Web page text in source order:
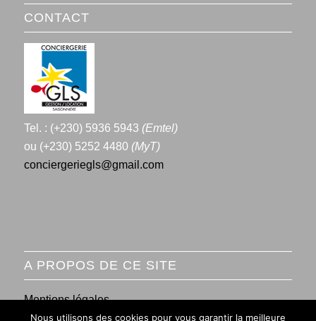
CONTACT
Tel. : (+230) 5936 5943 (Emtel)
ou (+230) 5252 4480 (MyT)
conciergeriegls@gmail.com
A PROPOS DE CE SITE
Mentions légales
Nous utilisons des cookies pour vous garantir la meilleure